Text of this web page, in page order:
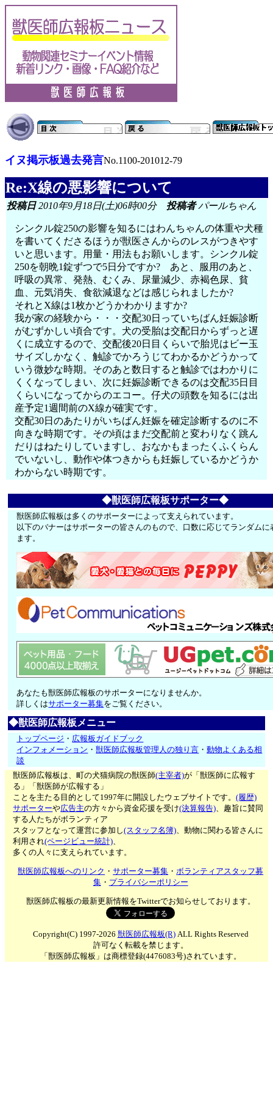
イヌ掲示板過去発言No.1100-201012-79
Re:X線の悪影響について
投稿日2010年9月18日(土)06時00分 投稿者パールちゃん
シンクル錠250の影響を知るにはわんちゃんの体重や犬種
を書いてくださるほうが獣医さんからのレスがつきやす
いと思います。用量・用法もお願いします。シンクル錠
250を朝晩1錠ずつで5日分ですか? あと、服用のあと、
呼吸の異常、発熱、むくみ、尿量減少、赤褐色尿、貧
血、元気消失、食欲減退などは感じられましたか?
それとX線は1枚かどうかわかりますか?
我が家の経験から・・・交配30日っていちばん妊娠診断
がむずかしい頃合です。犬の受胎は交配日からずっと遅
くに成立するので、交配後20日目くらいで胎児はビー玉
サイズしかなく、触診でかろうじてわかるかどうかって
いう微妙な時期。そのあと数日すると触診ではわかりに
くくなってしまい、次に妊娠診断できるのは交配35日目
くらいになってからのエコー。仔犬の頭数を知るには出
産予定1週間前のX線が確実です。
交配30日のあたりがいちばん妊娠を確定診断するのに不
向きな時期です。その頃はまだ交配前と変わりなく跳ん
だりはねたりしていますし、おなかもまったくふくらん
でいないし、動作や体つきからも妊娠しているかどうか
わからない時期です。
◆獣医師広報板サポーター◆
獣医師広報板は多くのサポーターによって支えられています。
以下のバナーはサポーターの皆さんのもので、口数に応じてランダムに
ます。
あなたも獣医師広報板のサポーターになりませんか。
詳しくはサポーター募集をご覧ください。
◆獣医師広報板メニュー
トップページ ・ 広報板ガイドブック
インフォメーション ・獣医師広報板管理人の独り言 ・動物よくある相
談
獣医師広報板は、町の犬猫病院の獣医師(主宰者)が「獣医師に広報す
る」「獣医師が広報する」
ことを主たる目的として1997年に開設したウェブサイトです。(履歴)
サポーターや広告主の方々から資金応援を受け(決算報告)、趣旨に賛同
する人たちがボランティア
スタッフとなって運営に参加し(スタッフ名簿)、動物に関わる皆さんに
利用され(ページビュー統計)、
多くの人々に支えられています。
獣医師広報板へのリンク ・サポーター募集 ・ボランティアスタッフ募
集・ プライバシーポリシー
獣医師広報板の最新更新情報をTwitterでお知らせしております。
Copyright(C) 1997-2026 獣医師広報板(R)ALL Rights Reserved
許可なく転載を禁じます。
「獣医師広報板」は商標登録(4476083号)されています。